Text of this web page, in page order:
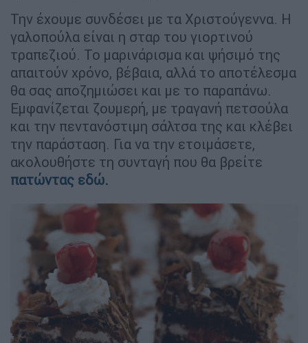
Την έχουμε συνδέσει με τα Χριστούγεννα. Η
γαλοπούλα είναι η σταρ του γιορτινού
τραπεζιού. Το μαρινάρισμα και ψήσιμό της
απαιτούν χρόνο, βέβαια, αλλά το αποτέλεσμα
θα σας αποζημιώσει και με το παραπάνω.
Εμφανίζεται ζουμερή, με τραγανή πετσούλα
και την πεντανόστιμη σάλτσα της και κλέβει
την παράσταση. Για να την ετοιμάσετε,
ακολουθήστε τη συνταγή που θα βρείτε
πατώντας εδώ.